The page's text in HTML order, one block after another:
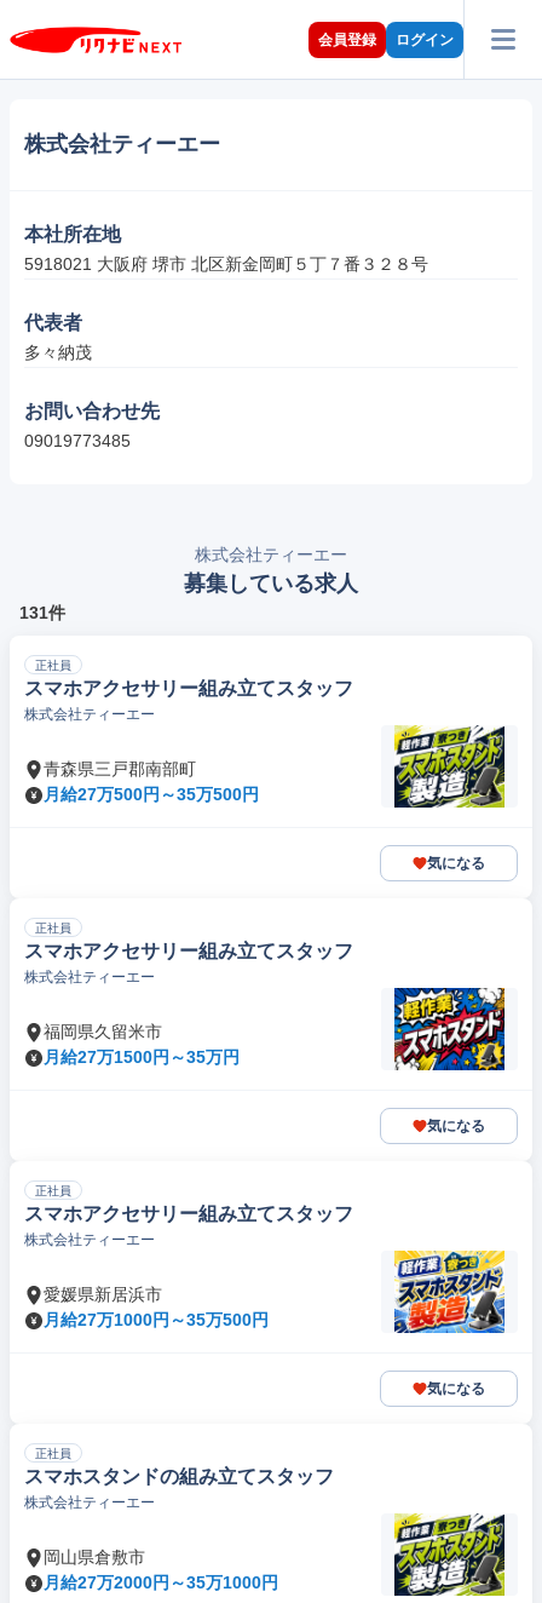
会員登録 ログイン
株式会社ティーエー
本社所在地
5918021 大阪府 堺市 北区新金岡町５丁７番３２８号
代表者
多々納茂
お問い合わせ先
09019773485
株式会社ティーエー
募集している求人
131件
正社員
スマホアクセサリー組み立てスタッフ
株式会社ティーエー
青森県三戸郡南部町
月給27万500円～35万500円
気になる
正社員
スマホアクセサリー組み立てスタッフ
株式会社ティーエー
福岡県久留米市
月給27万1500円～35万円
気になる
正社員
スマホアクセサリー組み立てスタッフ
株式会社ティーエー
愛媛県新居浜市
月給27万1000円～35万500円
気になる
正社員
スマホスタンドの組み立てスタッフ
株式会社ティーエー
岡山県倉敷市
月給27万2000円～35万1000円